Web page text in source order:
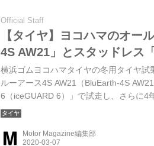
Official Staff
【タイヤ】ヨコハマのオー
4S AW21」とスタッドレス
横浜ゴムヨコハマタイヤの冬用タイヤ
ルーアース4S AW21（BluEarth-4S
6（iceGUARD 6）」で試走し、さらに4
た。経年変化を抑制する最新技術もレポ
Motor Magazine編集部